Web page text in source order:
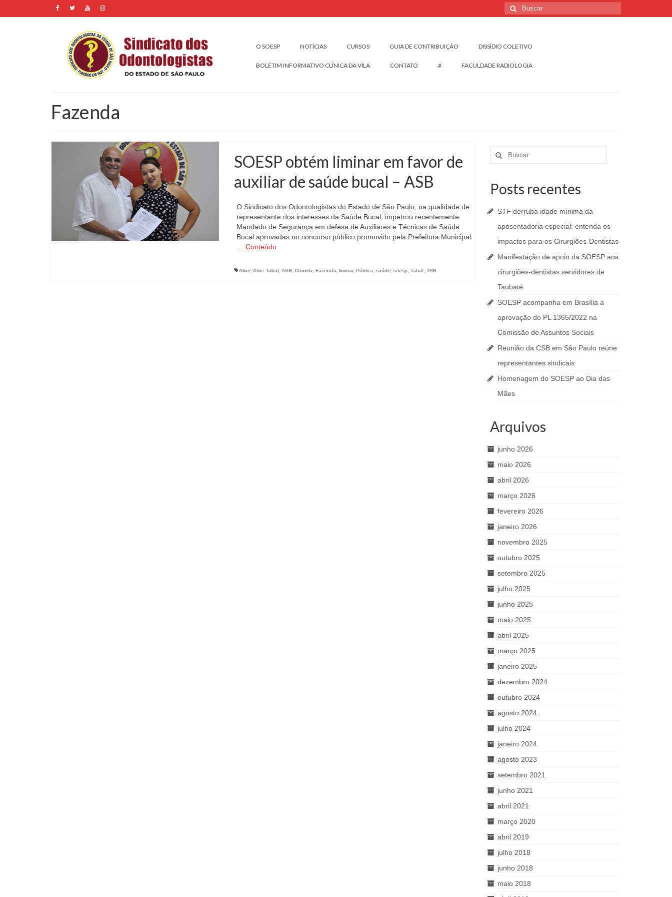
Buscar
por:
O SOESP NOTÍCIAS CURSOS GUIA DE CONTRIBUIÇÃO DISSÍDIO COLETIVO
BOLETIM INFORMATIVO CLÍNICA DA VILA CONTATO # FACULDADE RADIOLOGIA
Fazenda
SOESP obtém liminar em favor de
auxiliar de saúde bucal – ASB
O Sindicato dos Odontologistas do Estado de São Paulo, na qualidade de
representante dos interesses da Saúde Bucal, impetrou recentemente
Mandado de Segurança em defesa de Auxiliares e Técnicas de Saúde
Bucal aprovadas no concurso público promovido pela Prefeitura Municipal
… Conteúdo
Aline, Aline Tabat, ASB, Daniela, Fazenda, liminar, Pública, saúde, soesp, Tabat, TSB
Buscar
por:
Posts recentes
STF derruba idade mínima da
aposentadoria especial: entenda os
impactos para os Cirurgiões-Dentistas
Manifestação de apoio da SOESP aos
cirurgiões-dentistas servidores de
Taubaté
SOESP acompanha em Brasília a
aprovação do PL 1365/2022 na
Comissão de Assuntos Sociais
Reunião da CSB em São Paulo reúne
representantes sindicais
Homenagem do SOESP ao Dia das
Mães
Arquivos
junho 2026
maio 2026
abril 2026
março 2026
fevereiro 2026
janeiro 2026
novembro 2025
outubro 2025
setembro 2025
julho 2025
junho 2025
maio 2025
abril 2025
março 2025
janeiro 2025
dezembro 2024
outubro 2024
agosto 2024
julho 2024
janeiro 2024
agosto 2023
setembro 2021
junho 2021
abril 2021
março 2020
abril 2019
julho 2018
junho 2018
maio 2018